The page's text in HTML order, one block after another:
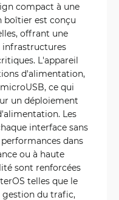
compact à une
boîtier est conçu
offrant une
infrastructures
L'appareil
d'alimentation,
ce qui
un déploiement
Les
interface sans
dans
ou à haute
sont renforcées
telles que le
gestion du trafic,